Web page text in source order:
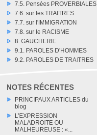
7.5. Pensées PROVERBIALES
7.6. sur les TRAITRES
7.7. sur l'IMMIGRATION
7.8. sur le RACISME
8. GAUCHERIE
9.1. PAROLES D'HOMMES
9.2. PAROLES DE TRAITRES
NOTES RÉCENTES
PRINCIPAUX ARTICLES du
blog
L’EXPRESSION
MALADROITE OU
MALHEUREUSE : «...